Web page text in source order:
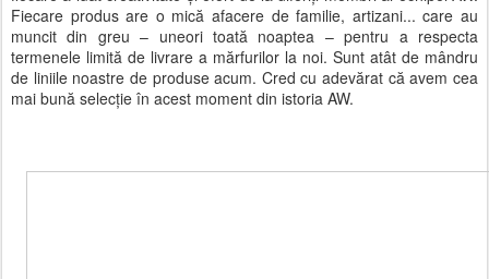
Fiecare produs are o mică afacere de familie, artizani... care au
muncit din greu – uneori toată noaptea – pentru a respecta
termenele limită de livrare a mărfurilor la noi. Sunt atât de mândru
de liniile noastre de produse acum. Cred cu adevărat că avem cea
mai bună selecție în acest moment din istoria AW.